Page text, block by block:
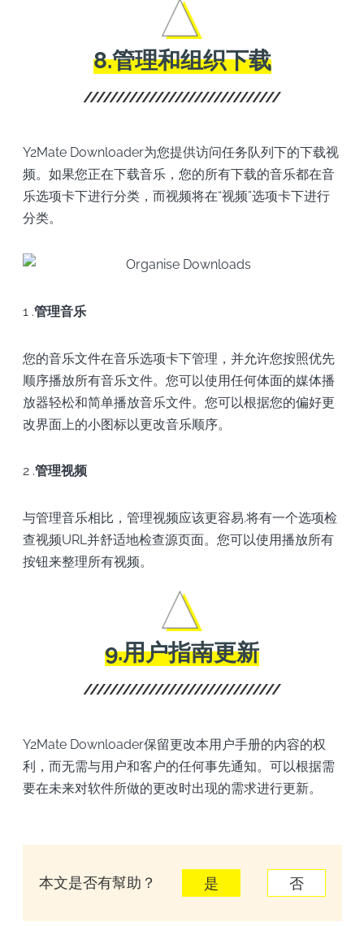
8.管理和组织下载
Y2Mate Downloader为您提供访问任务队列下的下载视
频。如果您正在下载音乐，您的所有下载的音乐都在音
乐选项卡下进行分类，而视频将在“视频”选项卡下进行
分类。
1 .管理音乐
您的音乐文件在音乐选项卡下管理，并允许您按照优先
顺序播放所有音乐文件。您可以使用任何体面的媒体播
放器轻松和简单播放音乐文件。您可以根据您的偏好更
改界面上的小图标以更改音乐顺序。
2 .管理视频
与管理音乐相比，管理视频应该更容易.将有一个选项检
查视频URL并舒适地检查源页面。您可以使用播放所有
按钮来整理所有视频。
9.用户指南更新
Y2Mate Downloader保留更改本用户手册的内容的权
利，而无需与用户和客户的任何事先通知。可以根据需
要在未来对软件所做的更改时出现的需求进行更新。
本文是否有幫助？ 是 否